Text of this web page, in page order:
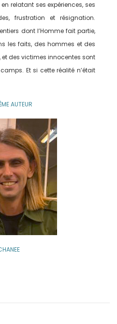
relatant ses expériences, ses
frustration et résignation.
dont l’Homme fait partie,
les faits, des hommes et des
des victimes innocentes sont
Et si cette réalité n’était
AUTEUR